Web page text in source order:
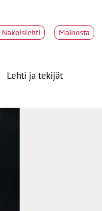
Näköislehti Mainosta
Lehti ja tekijät